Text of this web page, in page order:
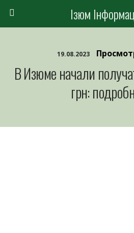
Ізюм
19.08.2023
В Изюме начали
грн: